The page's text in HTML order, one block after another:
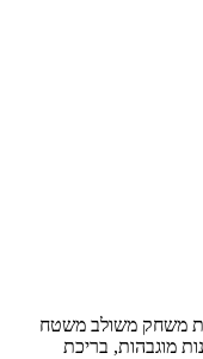
אפ מגוון בעל 7 אפשרויות משחק משולב משטח
מוגבהות, בריכת